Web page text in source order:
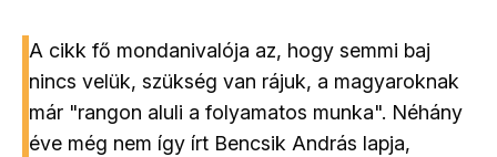
A cikk fő mondanivalója az, hogy semmi baj
nincs velük, szükség van rájuk, a magyaroknak
már "rangon aluli a folyamatos munka". Néhány
éve még nem így írt Bencsik András lapja,